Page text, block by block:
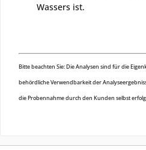
Wassers ist.
Bitte beachten Sie: Die Analysen sind für die
behördliche Verwendbarkeit der
die Probennahme durch den Kunden selbst